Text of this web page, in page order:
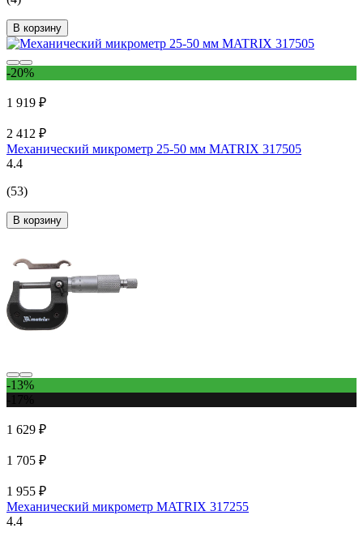
В корзину
-20%
1 919 ₽
2 412 ₽
Механический микрометр 25-50 мм MATRIX 317505
4.4
(53)
В корзину
-13%
1 629 ₽
1 705 ₽
1 955 ₽
Механический микрометр MATRIX 317255
4.4